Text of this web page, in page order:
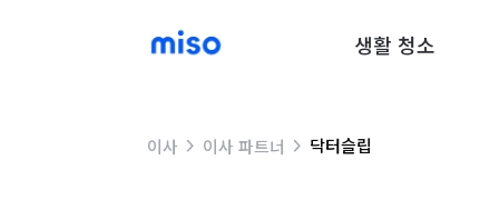
생활 청소
이사 이사 파트너 닥터슬립